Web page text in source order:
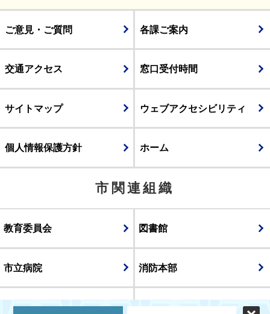
ご意見・ご質問 各課ご案内
交通アクセス 窓口受付時間
サイトマップ ウェブアクセシビリティ
個人情報保護方針 ホーム
市関連組織
教育委員会 図書館
市立病院 消防本部
議会